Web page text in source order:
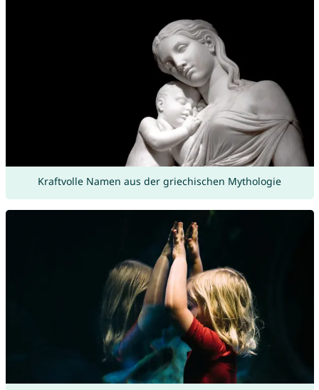
Kraftvolle Namen aus der griechischen Mythologie